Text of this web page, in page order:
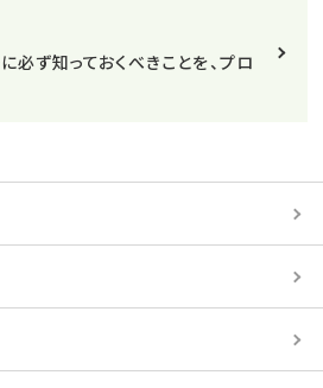
ず知っておくべきことを、プロ